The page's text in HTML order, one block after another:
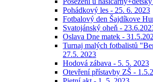
Pohádkový les - 25. 6. 2023
Fotbalový den Šajdíkove
Svatojánský oheň -
Oslava Dne matek -
Turnaj malých fotbalistů
27.5. 2023
Hodová zábava - 5. 5. 2023
Otevření přístavby ZŠ -